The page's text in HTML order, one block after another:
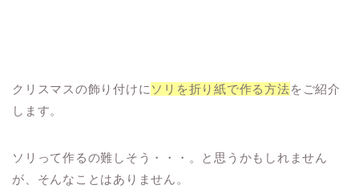
クリスマスの飾り付けに ソリを折り紙で作る方法をご紹介
します。
ソリって作るの難しそう・・・。と思うかもしれません
が、そんなことはありません。